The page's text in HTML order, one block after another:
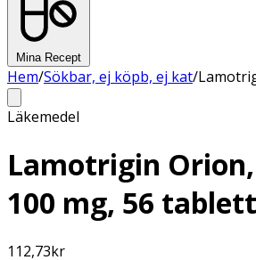
Mina Recept
Hem/Sökbar, ej köpb, ej kat/
Läkemedel
Lamotrigin
100 mg, 56
112,73kr